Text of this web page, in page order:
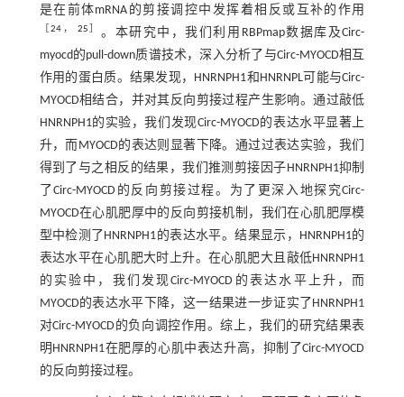
是在前体mRNA的剪接调控中发挥着相反或互补的作用
［24 ， 25
。本研究中，我们利用RBPmap数据库及Circ-
myocd的pull-down质谱技术，深入分析了与Circ-MYOCD相互
作用的蛋白质。结果发现，HNRNPH1和HNRNPL可能与Circ-
MYOCD相结合，并对其反向剪接过程产生影响。通过敲低
HNRNPH1的实验，我们发现Circ-MYOCD的表达水平显著上
升，而MYOCD的表达则显著下降。通过过表达实验，我们
得到了与之相反的结果，我们推测剪接因子HNRNPH1抑制
了Circ-MYOCD的反向剪接过程。为了更深入地探究Circ-
MYOCD在心肌肥厚中的反向剪接机制，我们在心肌肥厚模
型中检测了HNRNPH1的表达水平。结果显示，HNRNPH1的
表达水平在心肌肥大时上升。在心肌肥大且敲低HNRNPH1
的实验中，我们发现Circ-MYOCD的表达水平上升，而
MYOCD的表达水平下降，这一结果进一步证实了HNRNPH1
对Circ-MYOCD的负向调控作用。综上，我们的研究结果表
明HNRNPH1在肥厚的心肌中表达升高，抑制了Circ-MYOCD
的反向剪接过程。